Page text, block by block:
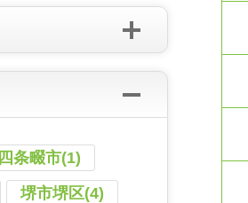
四条畷市(1)
堺市堺区(4)